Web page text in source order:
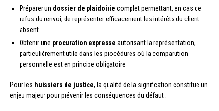
Préparer un dossier de plaidoirie complet permettant, en cas de
refus du renvoi, de représenter efficacement les intérêts du client
absent
Obtenir une procuration expresse autorisant la représentation,
particulièrement utile dans les procédures où la comparution
personnelle est en principe obligatoire
Pour les huissiers de justice, la qualité de la signification constitue un
enjeu majeur pour prévenir les conséquences du défaut :